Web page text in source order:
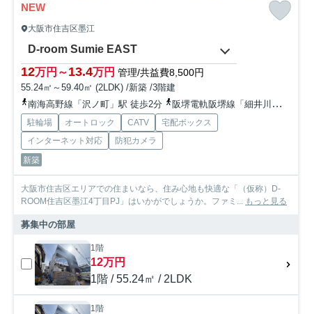
NEW
大阪市住吉区墨江
D-room Sumie EAST
12万円～13.4万円 管理/共益費8,500円
55.24㎡～59.40㎡ (2LDK) /新築 /3階建
南海高野線「沢ノ町」駅 徒歩2分
阪堺電軌阪堺線「細井川」駅 徒歩10分
駐輪場 オートロック CATV
宅配ボックス
インターネット対応
防犯カメラ
新築
大阪市住吉区エリアでの住まいなら、住み心地も快適な「（仮称）D-
ROOM住吉区墨江4丁目PJ」はいかがでしょうか。ファミ... もっと見る
募集中の部屋
1階
12万円
1階 / 55.24㎡ / 2LDK
1階